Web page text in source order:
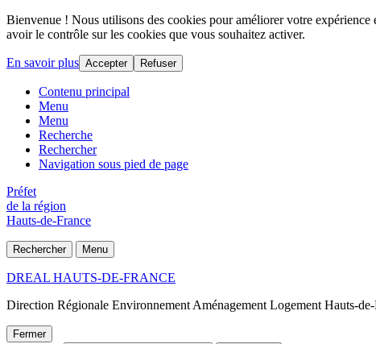
Bienvenue ! Nous utilisons des cookies pour améliorer votre
avoir le contrôle sur les cookies que vous souhaitez activer.
En savoir plus Accepter Refuser
Contenu principal
Menu
Menu
Recherche
Rechercher
Navigation sous pied de page
Préfet
de la région
Hauts-de-France
Rechercher Menu
DREAL HAUTS-DE-FRANCE
Direction Régionale Environnement Aménagement Logement Hauts-
Fermer